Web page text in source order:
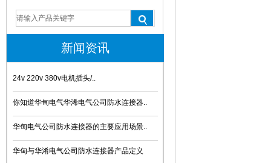
新闻资讯
24v 220v 380v电机插头/..
你知道华甸电气华浠电气公司防水连接器..
华甸电气公司防水连接器的主要应用场景..
华甸与华淆电气公司防水连接器产品定义